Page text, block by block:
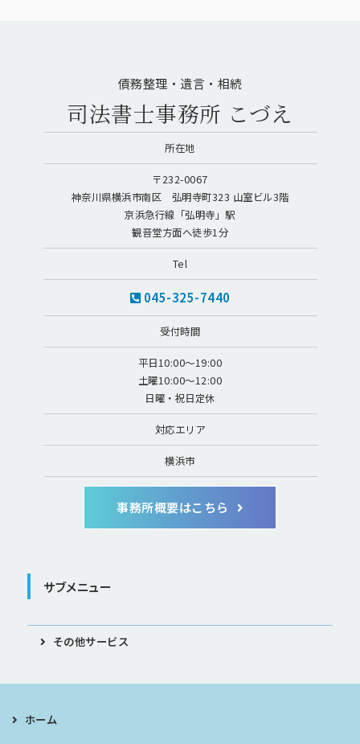
債務整理・遺言・相続
司法書士事務所 こづえ
所在地
〒232-0067
神奈川県横浜市南区 弘明寺町323 山室ビル3階
京浜急行線「弘明寺」駅
観音堂方面へ徒歩1分
Tel
045-325-7440
受付時間
平日10:00～19:00
土曜10:00～12:00
日曜・祝日定休
対応エリア
横浜市
事務所概要はこちら
サブメニュー
その他サービス
ホーム